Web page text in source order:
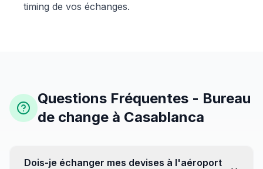
timing de vos échanges.
Questions Fréquentes - Bureau
de change à Casablanca
Dois-je échanger mes devises à l'aéroport